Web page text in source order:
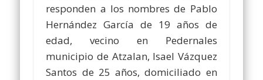
responden a los nombres de Pablo
Hernández García de 19 años de
edad, vecino en Pedernales
municipio de Atzalan, Isael Vázquez
Santos de 25 años, domiciliado en